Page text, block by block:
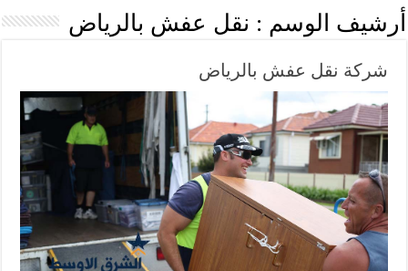
أرشيف الوسم : نقل عفش بالرياض
شركة نقل عفش بالرياض